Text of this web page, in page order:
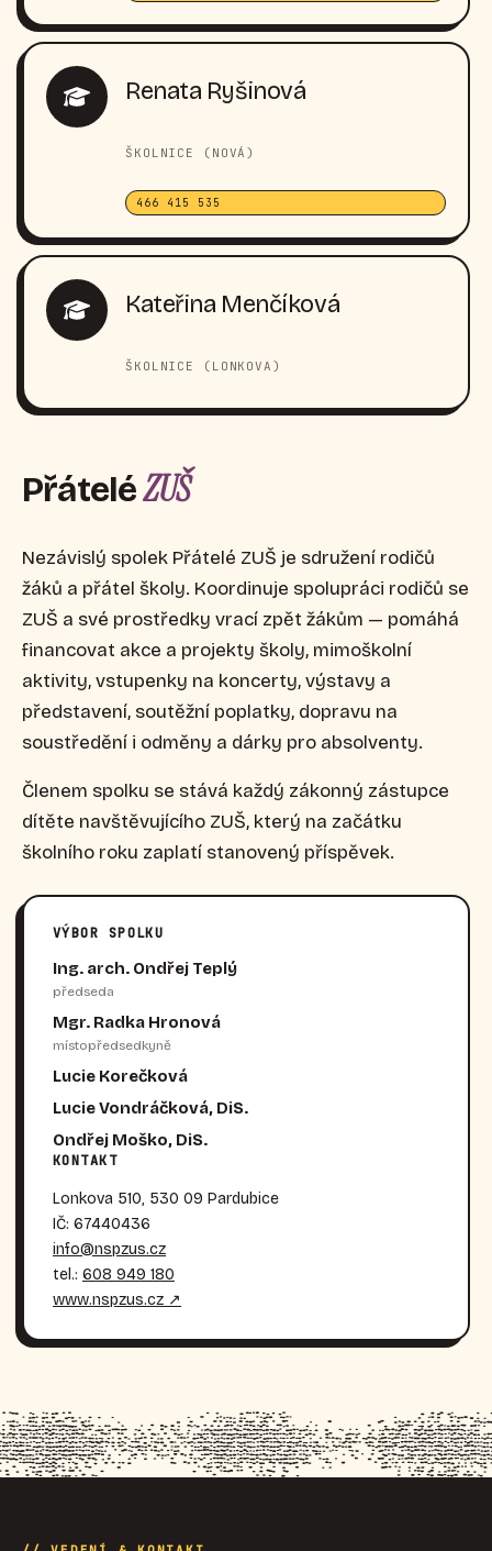
Renata Ryšinová
ŠKOLNICE (NOVÁ)
466 415 535
Kateřina Menčíková
ŠKOLNICE (LONKOVA)
PřáteléZUŠ
Nezávislý spolek Přátelé ZUŠ je sdružení rodičů
žáků a přátel školy. Koordinuje spolupráci rodičů se
ZUŠ a své prostředky vrací zpět žákům — pomáhá
financovat akce a projekty školy, mimoškolní
aktivity, vstupenky na koncerty, výstavy a
představení, soutěžní poplatky, dopravu na
soustředění i odměny a dárky pro absolventy.
Členem spolku se stává každý zákonný zástupce
dítěte navštěvujícího ZUŠ, který na začátku
školního roku zaplatí stanovený příspěvek.
VÝBOR SPOLKU
Ing. arch. Ondřej Teplý
předseda
Mgr. Radka Hronová
místopředsedkyně
Lucie Korečková
Lucie Vondráčková, DiS.
Ondřej Moško, DiS.
KONTAKT
Lonkova 510, 530 09 Pardubice
IČ: 67440436
info@nspzus.cz
tel.: 608 949 180
www.nspzus.cz ↗